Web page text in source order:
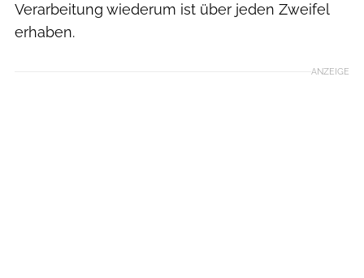
Verarbeitung wiede­rum ist über jeden Zweifel
erhaben.
ANZEIGE